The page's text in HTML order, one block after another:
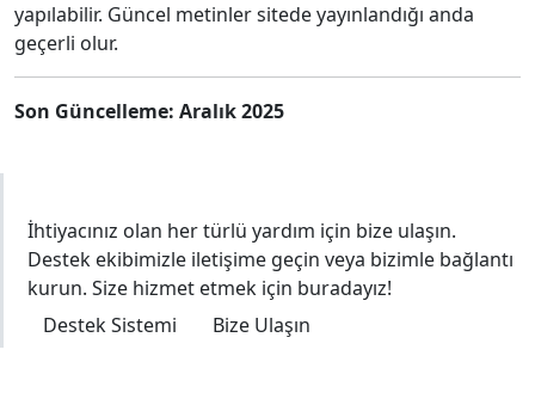
yapılabilir. Güncel metinler sitede yayınlandığı anda
geçerli olur.
Son Güncelleme: Aralık 2025
İhtiyacınız olan her türlü yardım için bize ulaşın.
Destek ekibimizle iletişime geçin veya bizimle bağlantı
kurun. Size hizmet etmek için buradayız!
Destek Sistemi
Bize Ulaşın